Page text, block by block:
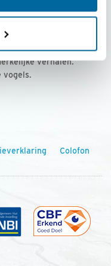
36,00 per jaar
leden, met
verhalen.
vogels.
Colofon